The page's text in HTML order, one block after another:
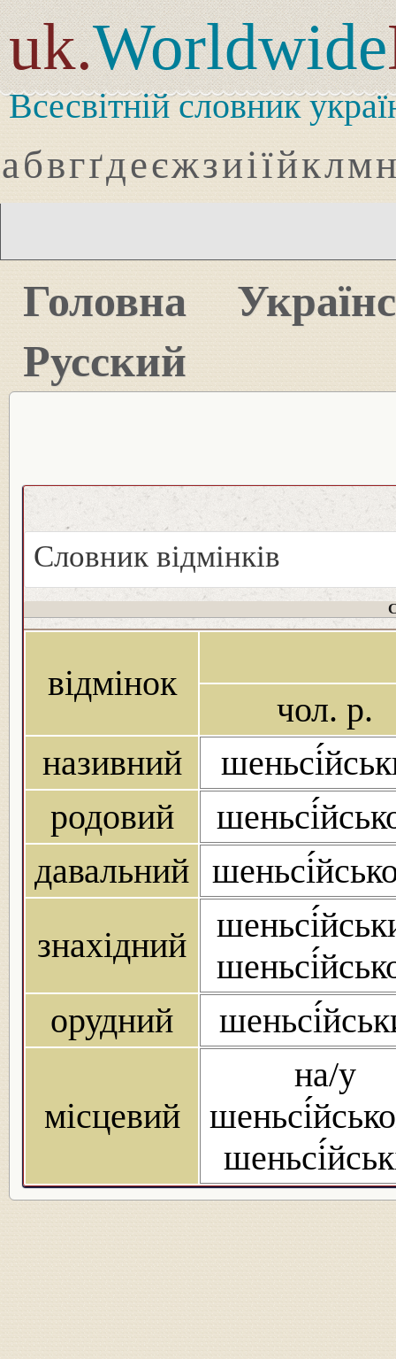
uk.Worldwide
Всесвітній словник
абвгґдеєжзиіїйклмн
Головна
Русский
Словник відмінків
відмінок
чол. р.
називний
родовий
давальний
знахідний
орудний
місцевий
на/у